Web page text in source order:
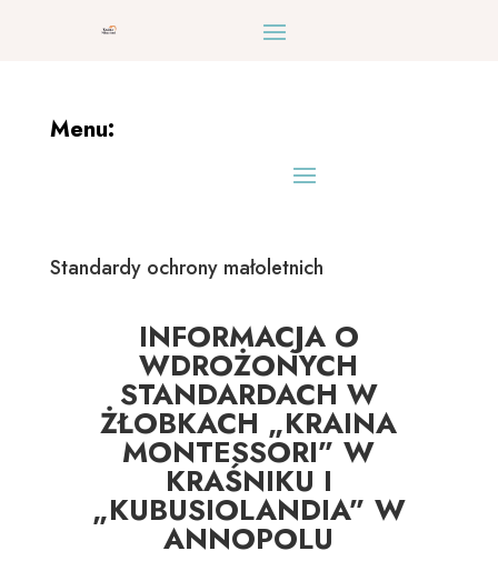
Menu:
Standardy ochrony małoletnich
INFORMACJA O
WDROŻONYCH
STANDARDACH W
ŻŁOBKACH „KRAINA
MONTESSORI” W
KRAŚNIKU I
„KUBUSIOLANDIA” W
ANNOPOLU